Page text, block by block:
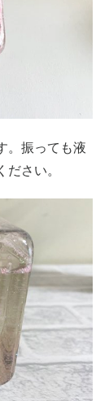
。振っても液
さい。